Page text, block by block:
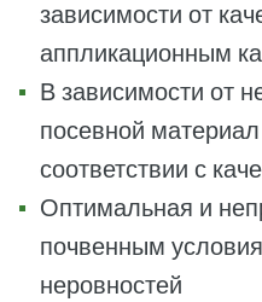
зависимости от
аппликационным
В зависимости от
посевной
соответствии с
Оптимальная и
почвенным
неровностей